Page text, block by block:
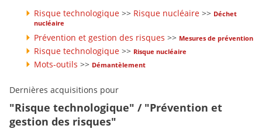
Risque technologique >> Risque nucléaire >> Déchet
nucléaire
Prévention et gestion des risques >> Mesures de prévention
Risque technologique >> Risque nucléaire
Mots-outils >> Démantèlement
Dernières acquisitions pour
"Risque technologique" / "Prévention et
gestion des risques"